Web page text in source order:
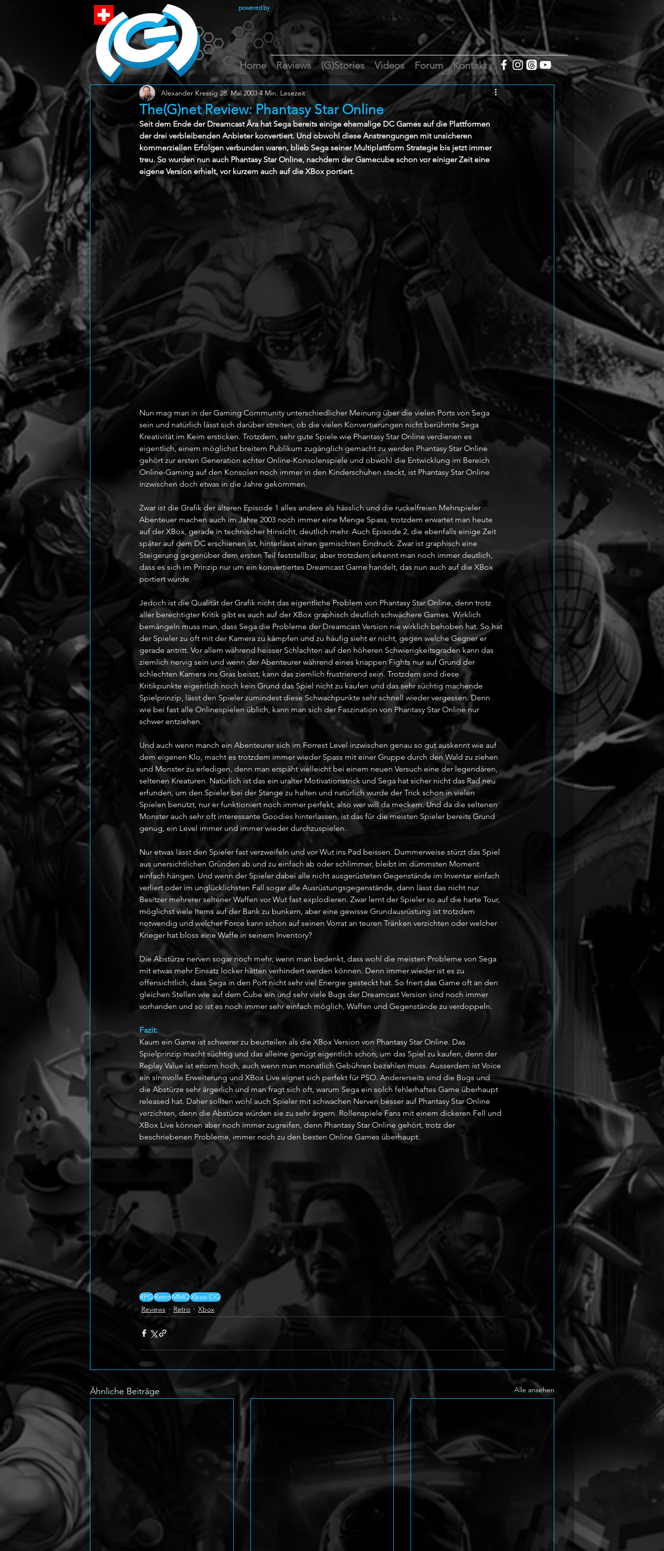
powered by
Home Reviews (G)Stories Videos Forum Kontakt
The(G)net Review: Phantasy Star Online
Alexander Kressig 28. Mai 2003 4 Min. Lesezeit
Seit dem Ende der Dreamcast Ära hat Sega bereits einige ehemalige DC Games auf die Plattformen
der drei verbleibenden Anbieter konvertiert. Und obwohl diese Anstrengungen mit unsicheren
kommerziellen Erfolgen verbunden waren, blieb Sega seiner Multiplattform Strategie bis jetzt immer
treu. So wurden nun auch Phantasy Star Online, nachdem der Gamecube schon vor einiger Zeit eine
eigene Version erhielt, vor kurzem auch auf die XBox portiert.
Nun mag man in der Gaming Community unterschiedlicher Meinung über die vielen Ports von Sega
sein und natürlich lässt sich darüber streiten, ob die vielen Konvertierungen nicht berühmte Sega
Kreativität im Keim ersticken. Trotzdem, sehr gute Spiele wie Phantasy Star Online verdienen es
eigentlich, einem möglichst breitem Publikum zugänglich gemacht zu werden Phantasy Star Online
gehört zur ersten Generation echter Online-Konsolenspiele und obwohl die Entwicklung im Bereich
Online-Gaming auf den Konsolen noch immer in den Kinderschuhen steckt, ist Phantasy Star Online
inzwischen doch etwas in die Jahre gekommen.
Zwar ist die Grafik der älteren Episode 1 alles andere als hässlich und die ruckelfreien Mehrspieler
Abenteuer machen auch im Jahre 2003 noch immer eine Menge Spass, trotzdem erwartet man heute
auf der XBox, gerade in technischer Hinsicht, deutlich mehr. Auch Episode 2, die ebenfalls einige Zeit
später auf dem DC erschienen ist, hinterlässt einen gemischten Eindruck. Zwar ist graphisch eine
Steigerung gegenüber dem ersten Teil feststellbar, aber trotzdem erkennt man noch immer deutlich,
dass es sich im Prinzip nur um ein konvertiertes Dreamcast Game handelt, das nun auch auf die XBox
portiert wurde.
Jedoch ist die Qualität der Grafik nicht das eigentliche Problem von Phantasy Star Online, denn trotz
aller berechtigter Kritik gibt es auch auf der XBox graphisch deutlich schwächere Games. Wirklich
bemängeln muss man, dass Sega die Probleme der Dreamcast Version nie wirklich behoben hat. So hat
der Spieler zu oft mit der Kamera zu kämpfen und zu häufig sieht er nicht, gegen welche Gegner er
gerade antritt. Vor allem während heisser Schlachten auf den höheren Schwierigkeitsgraden kann das
ziemlich nervig sein und wenn der Abenteurer während eines knappen Fights nur auf Grund der
schlechten Kamera ins Gras beisst, kann das ziemlich frustrierend sein. Trotzdem sind diese
Kritikpunkte eigentlich noch kein Grund das Spiel nicht zu kaufen und das sehr süchtig machende
Spielprinzip, lässt den Spieler zumindest diese Schwachpunkte sehr schnell wieder vergessen. Denn
wie bei fast alle Onlinespielen üblich, kann man sich der Faszination von Phantasy Star Online nur
schwer entziehen.
Und auch wenn manch ein Abenteurer sich im Forrest Level inzwischen genau so gut auskennt wie auf
dem eigenen Klo, macht es trotzdem immer wieder Spass mit einer Gruppe durch den Wald zu ziehen
und Monster zu erledigen, denn man erspäht vielleicht bei einem neuen Versuch eine der legendären,
seltenen Kreaturen. Natürlich ist das ein uralter Motivationstrick und Sega hat sicher nicht das Rad neu
erfunden, um den Spieler bei der Stange zu halten und natürlich wurde der Trick schon in vielen
Spielen benutzt, nur er funktioniert noch immer perfekt, also wer will da meckern. Und da die seltenen
Monster auch sehr oft interessante Goodies hinterlassen, ist das für die meisten Spieler bereits Grund
genug, ein Level immer und immer wieder durchzuspielen.
Nur etwas lässt den Spieler fast verzweifeln und vor Wut ins Pad beissen. Dummerweise stürzt das Spiel
aus unersichtlichen Gründen ab und zu einfach ab oder schlimmer, bleibt im dümmsten Moment
einfach hängen. Und wenn der Spieler dabei alle nicht ausgerüsteten Gegenstände im Inventar einfach
verliert oder im unglücklichsten Fall sogar alle Ausrüstungsgegenstände, dann lässt das nicht nur
Besitzer mehrerer seltener Waffen vor Wut fast explodieren. Zwar lernt der Spieler so auf die harte Tour,
möglichst viele Items auf der Bank zu bunkern, aber eine gewisse Grundausrüstung ist trotzdem
notwendig und welcher Force kann schon auf seinen Vorrat an teuren Tränken verzichten oder welcher
Krieger hat bloss eine Waffe in seinem Inventory?
Die Abstürze nerven sogar noch mehr, wenn man bedenkt, dass wohl die meisten Probleme von Sega
mit etwas mehr Einsatz locker hätten verhindert werden können. Denn immer wieder ist es zu
offensichtlich, dass Sega in den Port nicht sehr viel Energie gesteckt hat. So friert das Game oft an den
gleichen Stellen wie auf dem Cube ein und sehr viele Bugs der Dreamcast Version sind noch immer
vorhanden und so ist es noch immer sehr einfach möglich, Waffen und Gegenstände zu verdoppeln.
Fazit:
Kaum ein Game ist schwerer zu beurteilen als die XBox Version von Phantasy Star Online. Das
Spielprinzip macht süchtig und das alleine genügt eigentlich schon, um das Spiel zu kaufen, denn der
Replay Value ist enorm hoch, auch wenn man monatlich Gebühren bezahlen muss. Ausserdem ist Voice
ein sinnvolle Erweiterung und XBox Live eignet sich perfekt für PSO. Andererseits sind die Bugs und
die Abstürze sehr ärgerlich und man fragt sich oft, warum Sega ein solch fehlerhaftes Game überhaupt
released hat. Daher sollten wohl auch Spieler mit schwachen Nerven besser auf Phantasy Star Online
verzichten, denn die Abstürze würden sie zu sehr ärgern. Rollenspiele Fans mit einem dickeren Fell und
XBox Live können aber noch immer zugreifen, denn Phantasy Star Online gehört, trotz der
beschriebenen Probleme, immer noch zu den besten Online Games überhaupt.
RPGRetroMMOXbox OG
Reviews
Retro Xbox
Ähnliche Beiträge Alle ansehen